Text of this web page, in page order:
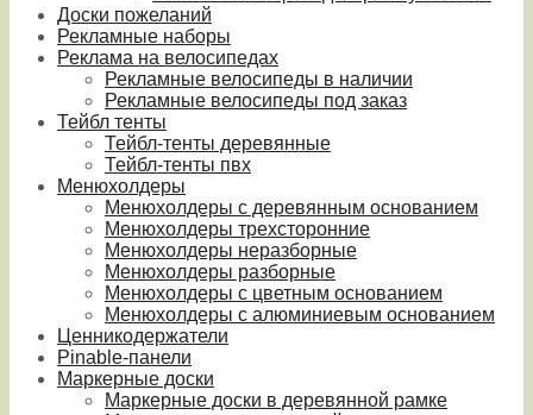
Доски пожеланий
Рекламные наборы
Реклама на велосипедах
Рекламные велосипеды в наличии
Рекламные велосипеды под заказ
Тейбл тенты
Тейбл-тенты деревянные
Тейбл-тенты пвх
Менюхолдеры
Менюхолдеры с деревянным основанием
Менюхолдеры трехсторонние
Менюхолдеры неразборные
Менюхолдеры разборные
Менюхолдеры с цветным основанием
Менюхолдеры с алюминиевым основанием
Ценникодержатели
Pinable-панели
Маркерные доски
Маркерные доски в деревянной рамке